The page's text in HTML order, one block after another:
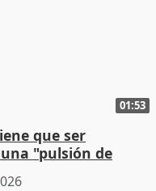
01:53
que ser
"pulsión de